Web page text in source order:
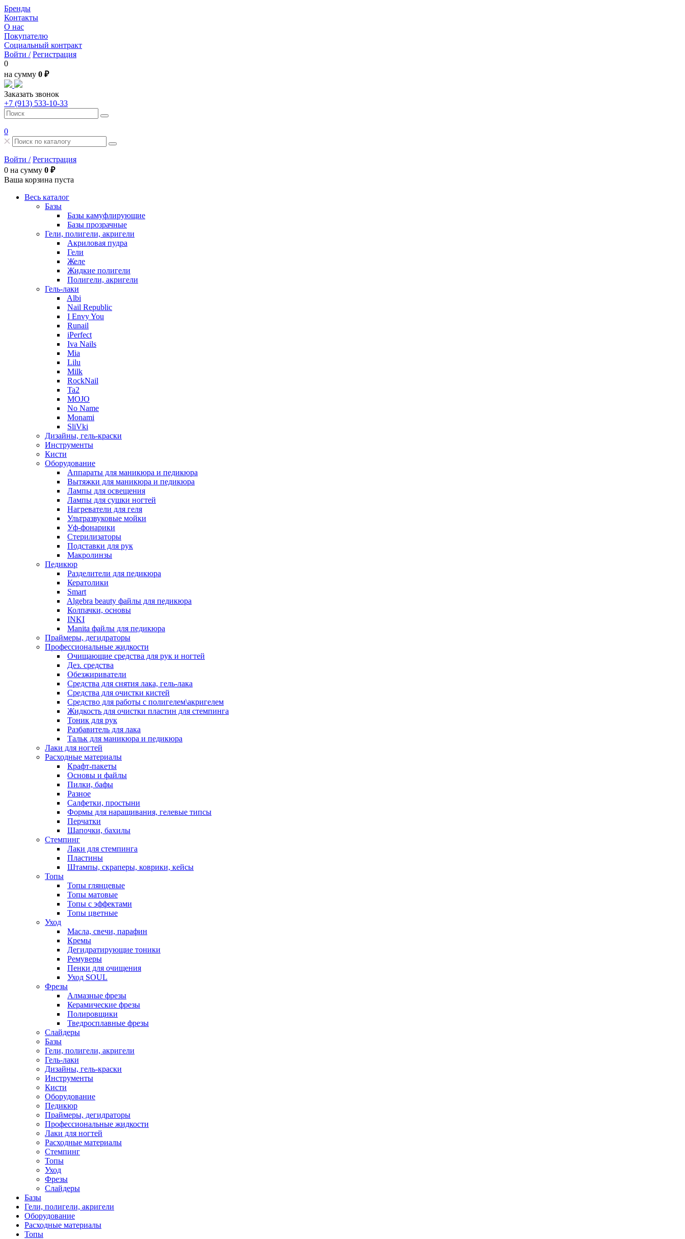
Бренды
Контакты
О нас
Покупателю
Социальный контракт
Войти / Регистрация
0
на сумму 0 ₽
Заказать звонок
+7 (913) 533-10-33
0
Войти / Регистрация
0 на сумму 0 ₽
Ваша корзина пуста
Весь каталог
Базы
Базы камуфлирующие
Базы прозрачные
Гели, полигели, акригели
Акриловая пудра
Гели
Желе
Жидкие полигели
Полигели, акригели
Гель-лаки
Albi
Nail Republic
I Envy You
Runail
iPerfect
Iva Nails
Mia
Lilu
Milk
RockNail
Ta2
MOJO
No Name
Monami
SliVki
Дизайны, гель-краски
Инструменты
Кисти
Оборудование
Аппараты для маникюра и педикюра
Вытяжки для маникюра и педикюра
Лампы для освещения
Лампы для сушки ногтей
Нагреватели для геля
Ультразвуковые мойки
Уф-фонарики
Стерилизаторы
Подставки для рук
Макролинзы
Педикюр
Разделители для педикюра
Кератолики
Smart
Algebra beauty файлы для педикюра
Колпачки, основы
INKI
Manita файлы для педикюра
Праймеры, дегидраторы
Профессиональные жидкости
Очищающие средства для рук и ногтей
Дез. средства
Обезжириватели
Средства для снятия лака, гель-лака
Средства для очистки кистей
Средство для работы с полигелем\акригелем
Жидкость для очистки пластин для стемпинга
Тоник для рук
Разбавитель для лака
Тальк для маникюра и педикюра
Лаки для ногтей
Расходные материалы
Крафт-пакеты
Основы и файлы
Пилки, бафы
Разное
Салфетки, простыни
Формы для наращивания, гелевые типсы
Перчатки
Шапочки, бахилы
Стемпинг
Лаки для стемпинга
Пластины
Штампы, скраперы, коврики, кейсы
Топы
Топы глянцевые
Топы матовые
Топы с эффектами
Топы цветные
Уход
Масла, свечи, парафин
Кремы
Дегидратирующие тоники
Ремуверы
Пенки для очищения
Уход SOUL
Фрезы
Алмазные фрезы
Керамические фрезы
Полировщики
Тведросплавные фрезы
Слайдеры
Базы
Гели, полигели, акригели
Гель-лаки
Дизайны, гель-краски
Инструменты
Кисти
Оборудование
Педикюр
Праймеры, дегидраторы
Профессиональные жидкости
Лаки для ногтей
Расходные материалы
Стемпинг
Топы
Уход
Фрезы
Слайдеры
Базы
Гели, полигели, акригели
Оборудование
Расходные материалы
Топы